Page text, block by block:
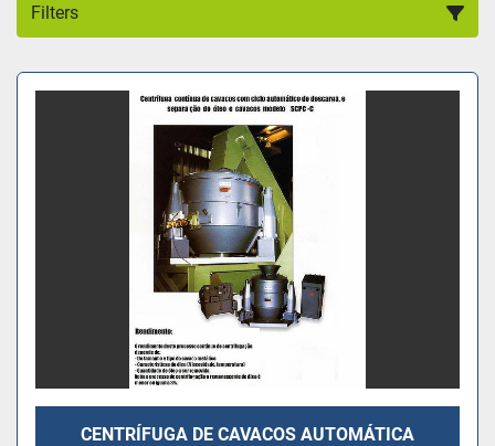
Filters
Organizar por
CENTRÍFUGA DE CAVACOS AUTOMÁTICA